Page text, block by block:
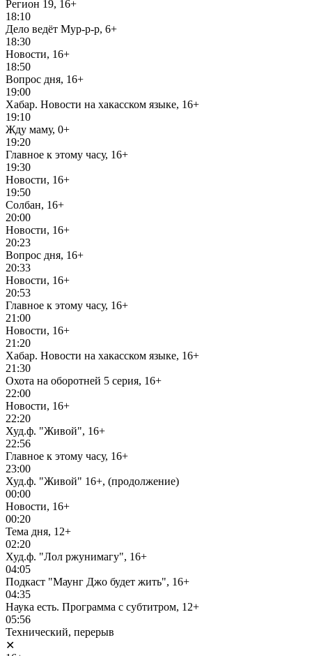
Регион 19, 16+
18:10
Дело ведёт Мур-р-р, 6+
18:30
Новости, 16+
18:50
Вопрос дня, 16+
19:00
Хабар. Новости на хакасском языке, 16+
19:10
Жду маму, 0+
19:20
Главное к этому часу, 16+
19:30
Новости, 16+
19:50
Солбан, 16+
20:00
Новости, 16+
20:23
Вопрос дня, 16+
20:33
Новости, 16+
20:53
Главное к этому часу, 16+
21:00
Новости, 16+
21:20
Хабар. Новости на хакасском языке, 16+
21:30
Охота на оборотней 5 серия, 16+
22:00
Новости, 16+
22:20
Худ.ф. "Живой", 16+
22:56
Главное к этому часу, 16+
23:00
Худ.ф. "Живой" 16+, (продолжение)
00:00
Новости, 16+
00:20
Тема дня, 12+
02:20
Худ.ф. "Лол ржунимагу", 16+
04:05
Подкаст "Маунг Джо будет жить", 16+
04:35
Наука есть. Программа с субтитром, 12+
05:56
Технический, перерыв
✕